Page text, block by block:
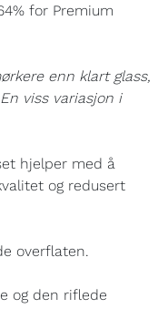
for Premium
enn klart glass,
viss variasjon i
hjelper med å
og redusert
overflaten.
og den riflede